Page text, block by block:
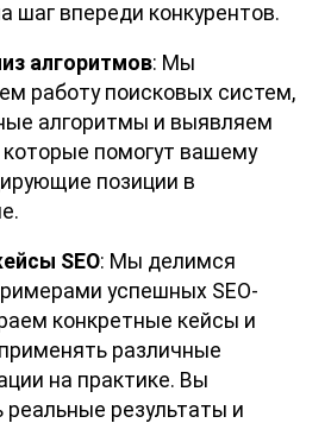
шаг впереди конкурентов.
алгоритмов: Мы
работу поисковых систем,
алгоритмы и выявляем
помогут вашему
позиции в
SEO: Мы делимся
успешных SEO-
конкретные кейсы и
различные
на практике. Вы
результаты и